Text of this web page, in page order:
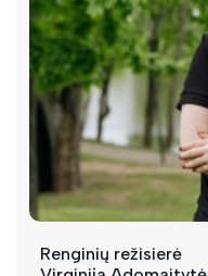
Renginių režisierė